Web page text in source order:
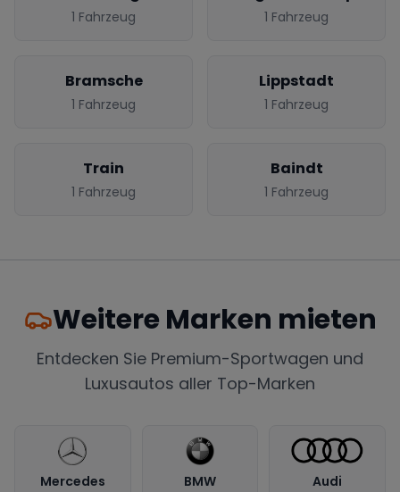
1 Fahrzeug 1 Fahrzeug
Bramsche
1 Fahrzeug
Lippstadt
1 Fahrzeug
Train
1 Fahrzeug
Baindt
1 Fahrzeug
Weitere Marken mieten
Entdecken Sie Premium-Sportwagen und
Luxusautos aller Top-Marken
Mercedes BMW Audi